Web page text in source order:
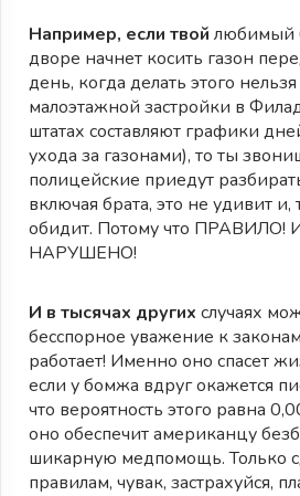
Например, если твой любимый
дворе начнет косить газон
день, когда делать этого
малоэтажной застройки в
штатах составляют графики
ухода за газонами), то ты
полицейские приедут
включая брата, это не удивит и,
обидит. Потому что ПРАВИЛО!
НАРУШЕНО!
И в тысячах других случаях
бесспорное уважение к
работает! Именно оно спасет
если у бомжа вдруг окажется
что вероятность этого равна
оно обеспечит американцу
шикарную медпомощь. Только
правилам, чувак, застрахуйся,